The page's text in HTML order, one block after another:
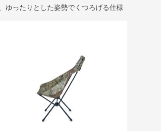
ゆったりとした姿勢でくつろげる仕様